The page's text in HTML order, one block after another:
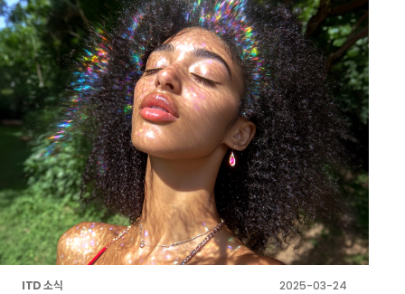
ITD 소식 2025-03-24